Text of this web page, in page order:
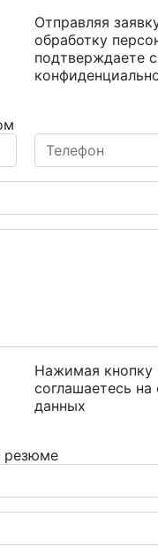
Отправляя
обработку
подтверждаете
Нажимая кнопку
соглашаетесь на
данных
резюме